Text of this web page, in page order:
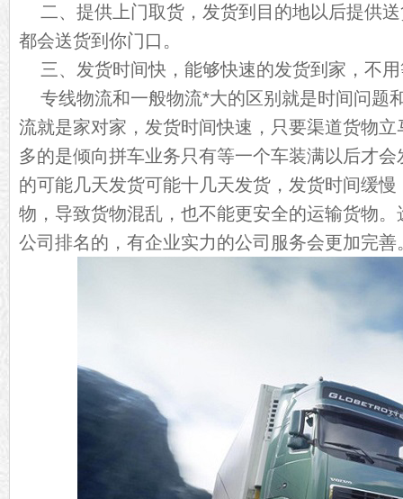
二、提供上门取货，发货到目的地以后提供
都会送货到你门口。
三、发货时间快，能够快速的发货到家，不
专线物流和一般物流*大的区别就是时间问题
流就是家对家，发货时间快速，只要渠道货物
多的是倾向拼车业务只有等一个车装满以后才
的可能几天发货可能十几天发货，发货时间缓
物，导致货物混乱，也不能更安全的运输货物
公司排名的，有企业实力的公司服务会更加完善